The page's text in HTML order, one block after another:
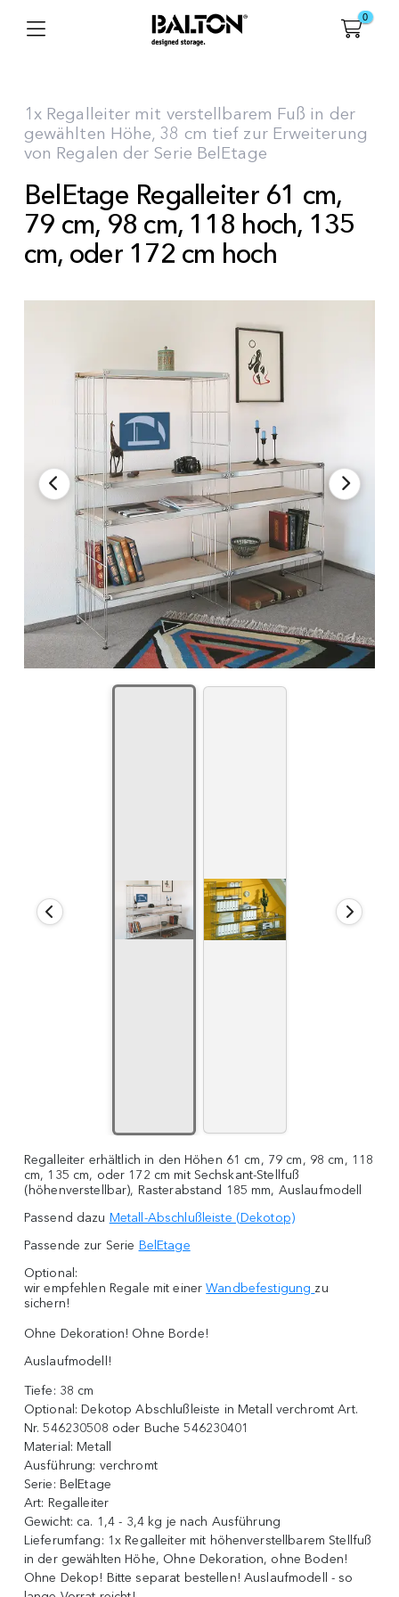
0
1x Regalleiter mit verstellbarem Fuß in der
gewählten Höhe, 38 cm tief zur Erweiterung
von Regalen der Serie BelEtage
BelEtage Regalleiter 61 cm,
79 cm, 98 cm, 118 hoch, 135
cm, oder 172 cm hoch
Regalleiter erhältlich in den Höhen 61 cm, 79 cm, 98 cm, 118
cm, 135 cm, oder 172 cm mit Sechskant-Stellfuß
(höhenverstellbar), Rasterabstand 185 mm, Auslaufmodell
Passend dazu Metall-Abschlußleiste (Dekotop)
Passende zur Serie BelEtage
Optional:
wir empfehlen Regale mit einerWandbefestigung zu
sichern!
Ohne Dekoration! Ohne Borde!
Auslaufmodell!
Tiefe: 38 cm
Optional: Dekotop Abschlußleiste in Metall verchromt Art.
Nr. 546230508 oder Buche 546230401
Material: Metall
Ausführung: verchromt
Serie: BelEtage
Art: Regalleiter
Gewicht: ca. 1,4 - 3,4 kg je nach Ausführung
Lieferumfang: 1x Regalleiter mit höhenverstellbarem Stellfuß
in der gewählten Höhe, Ohne Dekoration, ohne Boden!
Ohne Dekop! Bitte separat bestellen! Auslaufmodell - so